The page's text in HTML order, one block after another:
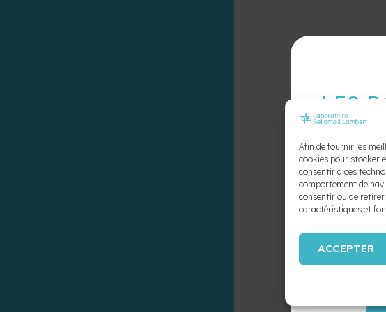
Afin de fournir les
cookies pour stocker
consentir à ces
comportement de
consentir ou de
caractéristiques et
ACCEPTER
LES
vers l’ère
réduisez